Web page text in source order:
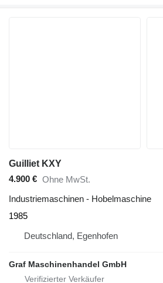
Guilliet KXY
4.900 € Ohne MwSt.
Industriemaschinen - Hobelmaschine
1985
Deutschland, Egenhofen
Graf Maschinenhandel GmbH